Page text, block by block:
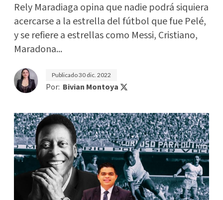
Rely Maradiaga opina que nadie podrá siquiera
acercarse a la estrella del fútbol que fue Pelé,
y se refiere a estrellas como Messi, Cristiano,
Maradona...
Publicado30 dic. 2022
Por: Bivian Montoya